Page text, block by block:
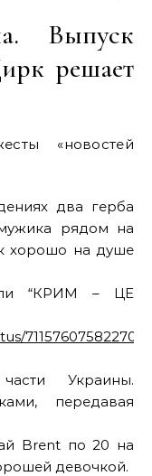
Выпуск
решает
«новостей
два герба
рядом на
хорошо на душе
“КРИМ – ЦЕ
Украины.
передавая
Brent по 20 на
девочкой.